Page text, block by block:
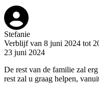
Stefanie
Verblijf van 8 juni 2024 tot
23 juni 2024
De rest van de familie zal
rest zal u graag helpen,